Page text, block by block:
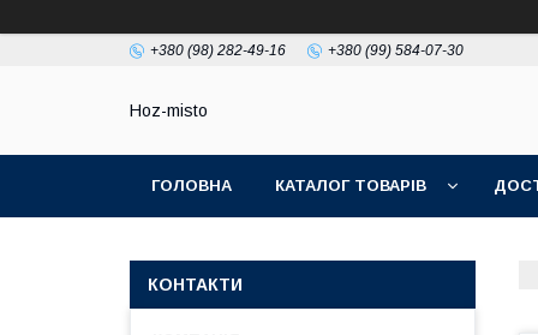
+380 (98) 282-49-16 +380 (99) 584-07-30
Hoz-misto
ГОЛОВНА КАТАЛОГ ТОВАРІВ
КОНТАКТИ